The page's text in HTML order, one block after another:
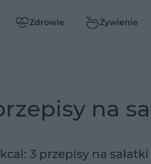
Zdrowie Żywienie
na
3 przepisy na sałatki